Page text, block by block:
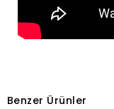
Benzer Ürünler